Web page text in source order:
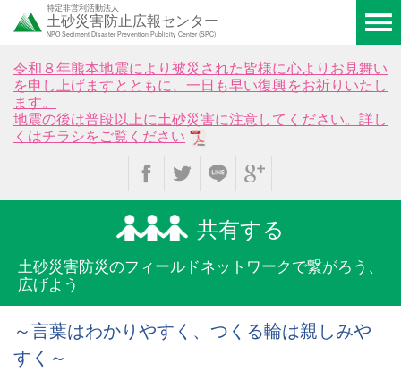
特定非営利活動法人
土砂災害防止広報センター
NPO Sediment Disaster Prevention Publicity Center (SPC)
令和８年熊本地震により被災された皆様に心よりお見舞い
を申し上げますとともに、一日も早い復興をお祈りいたし
ます。
地震の後は普段以上に土砂災害に注意してください。詳し
くはチラシをご覧ください
共有する
土砂災害防災のフィールドネットワークで繋がろう、
広げよう
～言葉はわかりやすく、つくる輪は親しみや
すく～